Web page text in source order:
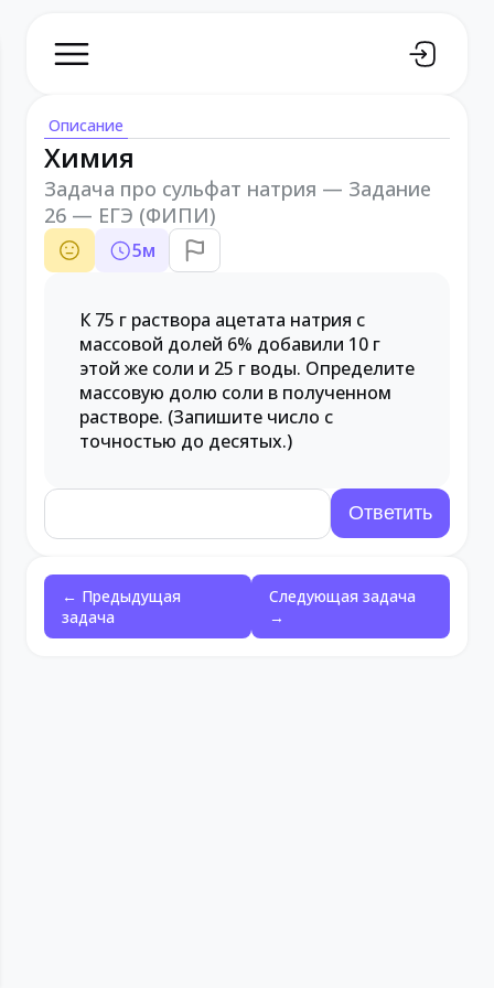
Описание
Химия
Задача про сульфат натрия — Задание
26 — ЕГЭ (ФИПИ)
5м
К 75 г раствора ацетата натрия с
массовой долей 6% добавили 10 г
этой же соли и 25 г воды. Определите
массовую долю соли в полученном
растворе. (Запишите число с
точностью до десятых.)
← Предыдущая
задача
Следующая задача
→